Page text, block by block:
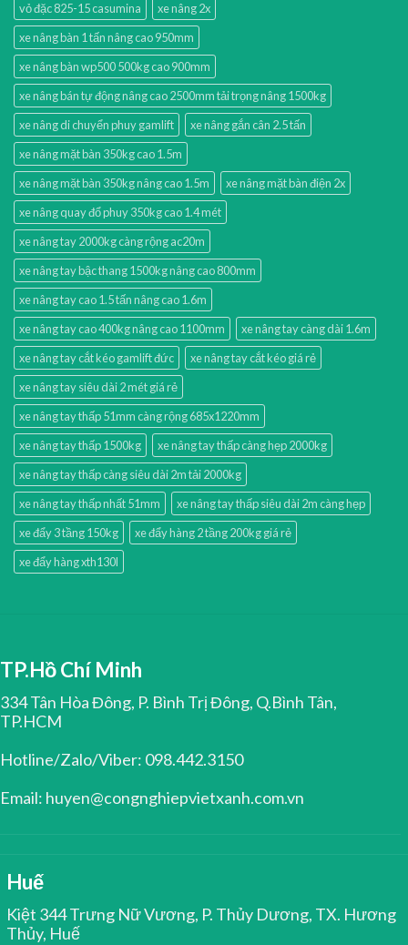
vỏ đặc 825-15 casumina
xe nâng 2x
xe nâng bàn 1 tấn nâng cao 950mm
xe nâng bàn wp500 500kg cao 900mm
xe nâng bán tự động nâng cao 2500mm tải trọng nâng 1500kg
xe nâng di chuyển phuy gamlift
xe nâng gắn cân 2.5 tấn
xe nâng mặt bàn 350kg cao 1.5m
xe nâng mặt bàn 350kg nâng cao 1.5m
xe nâng mặt bàn điện 2x
xe nâng quay đổ phuy 350kg cao 1.4 mét
xe nâng tay 2000kg càng rộng ac20m
xe nâng tay bậc thang 1500kg nâng cao 800mm
xe nâng tay cao 1.5 tấn nâng cao 1.6m
xe nâng tay cao 400kg nâng cao 1100mm
xe nâng tay càng dài 1.6m
xe nâng tay cắt kéo gamlift đức
xe nâng tay cắt kéo giá rẻ
xe nâng tay siêu dài 2 mét giá rẻ
xe nâng tay thấp 51mm càng rộng 685x1220mm
xe nâng tay thấp 1500kg
xe nâng tay thấp càng hẹp 2000kg
xe nâng tay thấp càng siêu dài 2m tải 2000kg
xe nâng tay thấp nhất 51mm
xe nâng tay thấp siêu dài 2m càng hẹp
xe đẩy 3 tầng 150kg
xe đẩy hàng 2 tầng 200kg giá rẻ
xe đẩy hàng xth130l
TP.Hồ Chí Minh
334 Tân Hòa Đông, P. Bình Trị Đông, Q.Bình Tân,
TP.HCM
Hotline/Zalo/Viber: 098.442.3150
Email: huyen@congnghiepvietxanh.com.vn
Huế
Kiệt 344 Trưng Nữ Vương, P. Thủy Dương, TX. Hương
Thủy, Huế